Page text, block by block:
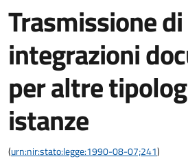
Trasmissione di
integrazioni
per altre
istanze
(urn:nir:stato:legge:1990-08-07;241)